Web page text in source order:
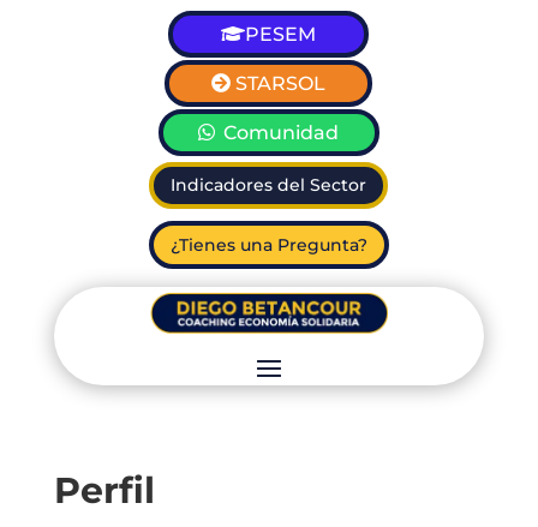
PESEM
STARSOL
Comunidad
Indicadores del Sector
¿Tienes una Pregunta?
Perfil